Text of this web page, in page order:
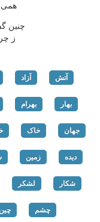
همی
چنین
ز
آتش آزاد
بهار بهرام
جهان خاک
دیده زمین
شکار لشکر
چشم چین